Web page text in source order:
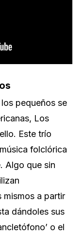
pequeños se
Los
Este trío
folclórica
Algo que sin
mismos a partir
dándoles sus
o el